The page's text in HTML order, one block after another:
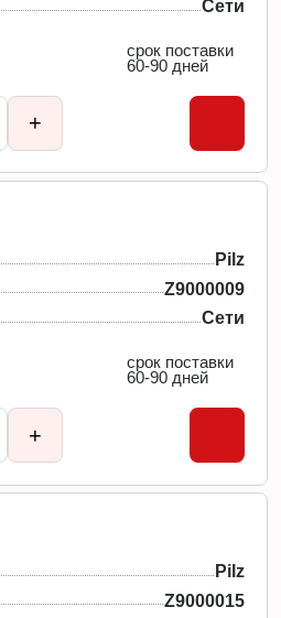
Сети
срок поставки
60-90 дней
+
Pilz
Z9000009
Сети
срок поставки
60-90 дней
+
Pilz
Z9000015